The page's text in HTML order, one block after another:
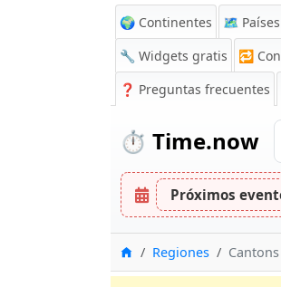
🌍 Continentes 🗺️ Países
🔧 Widgets gratis
🔁
❓ Preguntas frecuentes
⏱️ Time.now
Próximos
InicioRegiones Cantons